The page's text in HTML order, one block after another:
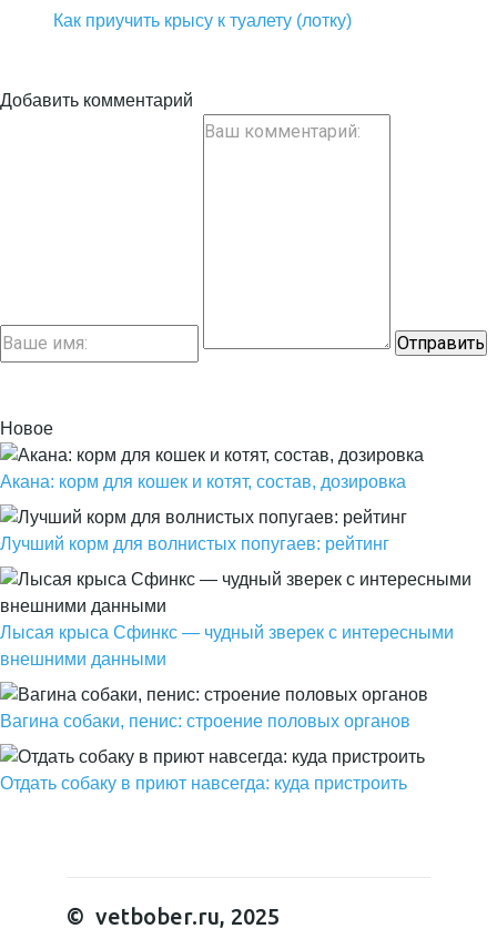
Как приучить крысу к туалету (лотку)
Добавить комментарий
Новое
Акана: корм для кошек и котят, состав, дозировка
Лучший корм для волнистых попугаев: рейтинг
Лысая крыса Сфинкс — чудный зверек с интересными
внешними данными
Вагина собаки, пенис: строение половых органов
Отдать собаку в приют навсегда: куда пристроить
© vetbober.ru, 2025